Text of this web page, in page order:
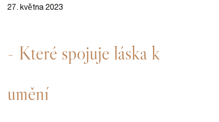
27. května 2023
- Které spojuje láska k
umění